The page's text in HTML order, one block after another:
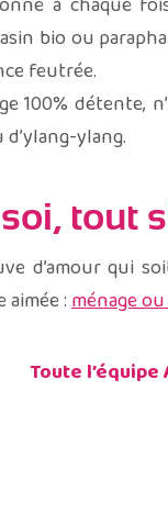
bio ou
feutrée.
100% détente,
ylang.
tout
d’amour qui
:ménage
Toute